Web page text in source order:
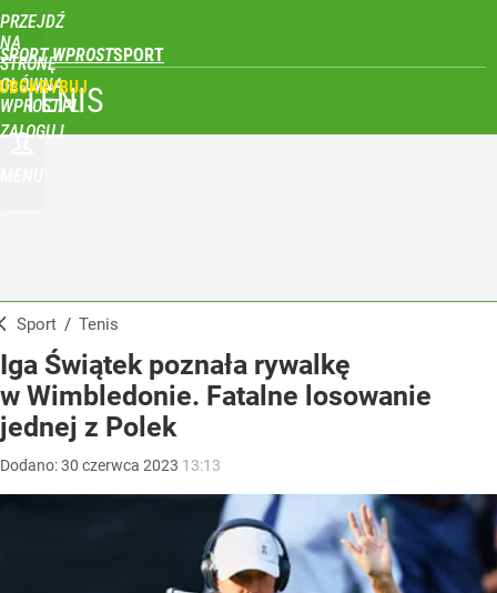
PRZEJDŹ
NA
STRONĘ
GŁÓWNĄ
WPROST.PL
SPORT WPROST
ZALOGUJ
TENIS
Sport / Tenis
Iga Świątek poznała rywalkę
w Wimbledonie. Fatalne losowanie
jednej z Polek
Dodano:30 czerwca 2023 13:13